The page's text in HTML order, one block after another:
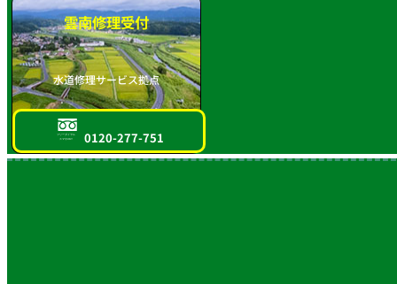
雲南修理受付
水道修理サービス拠点
フリーダイヤル
スマホOK!! 0120-277-751